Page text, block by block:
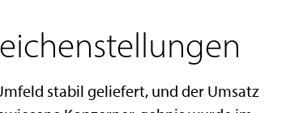
stabil geliefert, und der Umsatz